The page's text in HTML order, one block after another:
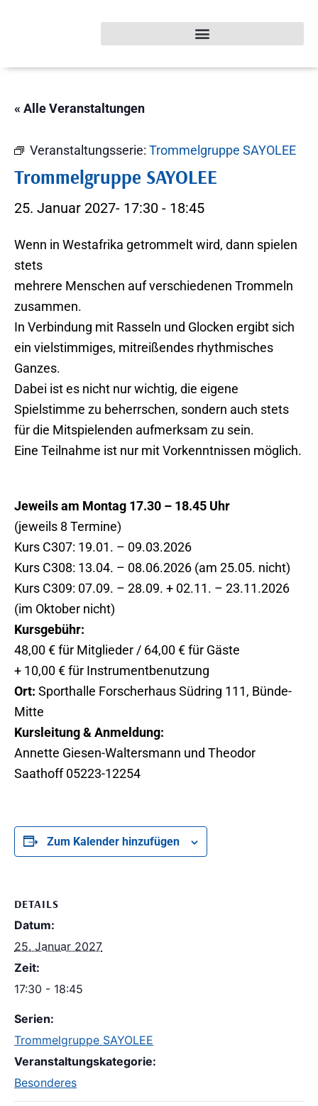
« Alle Veranstaltungen
Veranstaltungsserie: Trommelgruppe SAYOLEE
Trommelgruppe SAYOLEE
25. Januar 2027- 17:30 - 18:45
Wenn in Westafrika getrommelt wird, dann spielen
stets
mehrere Menschen auf verschiedenen Trommeln
zusammen.
In Verbindung mit Rasseln und Glocken ergibt sich
ein vielstimmiges, mitreißendes rhythmisches
Ganzes.
Dabei ist es nicht nur wichtig, die eigene
Spielstimme zu beherrschen, sondern auch stets
für die Mitspielenden aufmerksam zu sein.
Eine Teilnahme ist nur mit Vorkenntnissen möglich.
Jeweils am Montag 17.30 – 18.45 Uhr
(jeweils 8 Termine)
Kurs C307: 19.01. – 09.03.2026
Kurs C308: 13.04. – 08.06.2026 (am 25.05. nicht)
Kurs C309: 07.09. – 28.09. + 02.11. – 23.11.2026
(im Oktober nicht)
Kursgebühr:
48,00 € für Mitglieder / 64,00 € für Gäste
+ 10,00 € für Instrumentbenutzung
Ort: Sporthalle Forscherhaus Südring 111, Bünde-
Mitte
Kursleitung & Anmeldung:
Annette Giesen-Waltersmann und Theodor
Saathoff 05223-12254
Zum Kalender hinzufügen
DETAILS
Datum:
25. Januar 2027
Zeit:
17:30 - 18:45
Serien:
Trommelgruppe SAYOLEE
Veranstaltungskategorie:
Besonderes